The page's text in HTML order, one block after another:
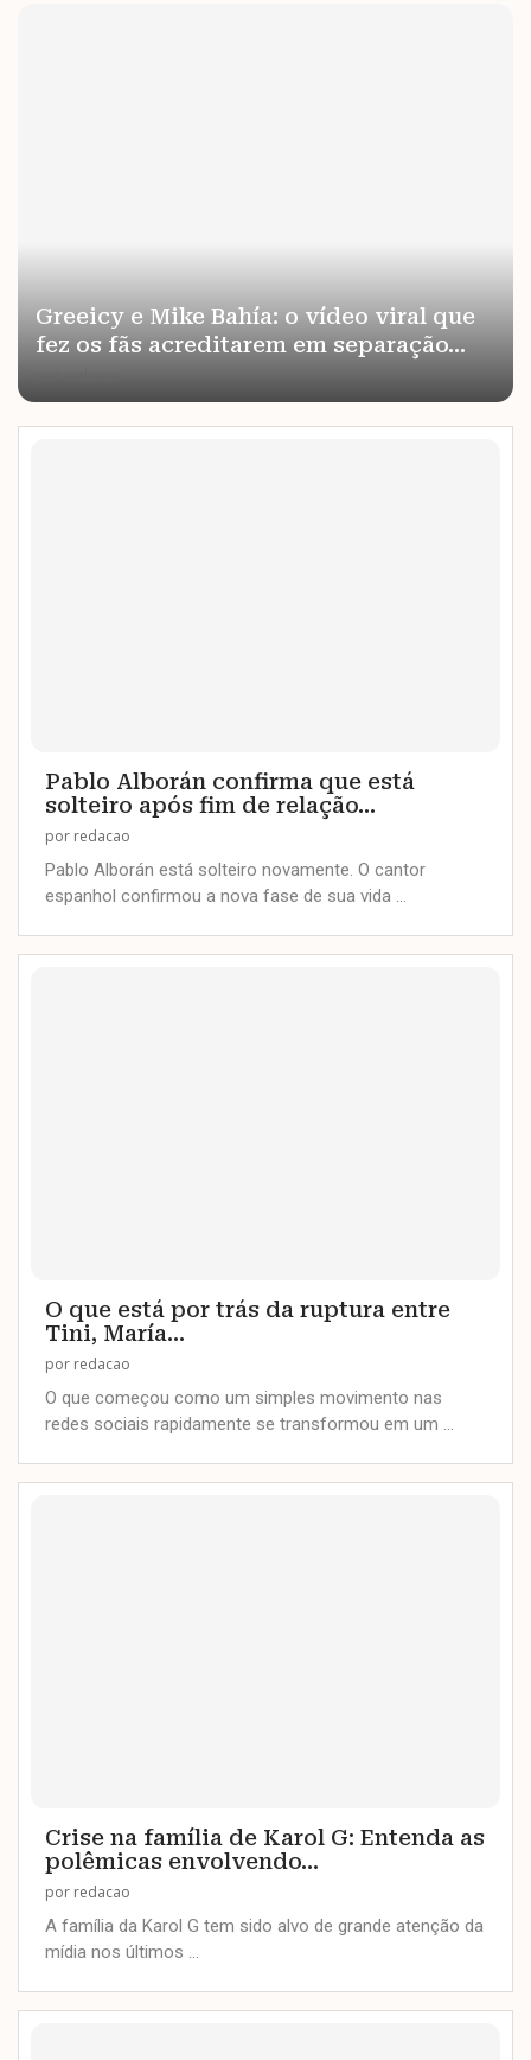
Greeicy e Mike Bahía: o vídeo viral que
fez os fãs acreditarem em separação...
Pablo Alborán confirma que está
solteiro após fim de relação...
por redacao
Pablo Alborán está solteiro novamente. O cantor
espanhol confirmou a nova fase de sua vida …
O que está por trás da ruptura entre
Tini, María...
por redacao
O que começou como um simples movimento nas
redes sociais rapidamente se transformou em um …
Crise na família de Karol G: Entenda as
polêmicas envolvendo...
por redacao
A família da Karol G tem sido alvo de grande atenção da
mídia nos últimos …